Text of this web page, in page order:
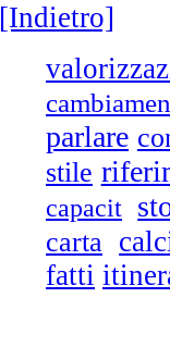
[Indietro]
parlare
stile
capacit
carta
fatti